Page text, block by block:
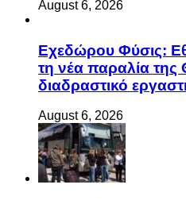
August 6, 2026
Eχεδώρου Φύσις:
τη νέα παραλία της
διαδραστικό
August 6, 2026